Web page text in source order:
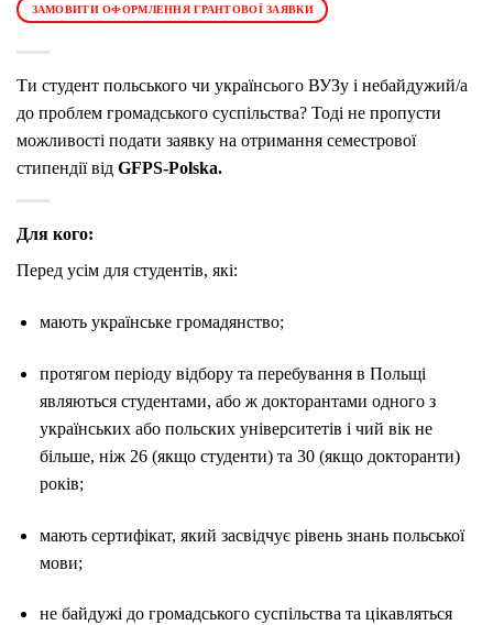
ЗАМОВИТИ ОФОРМЛЕННЯ ГРАНТОВОЇ ЗАЯВКИ
Ти студент польського чи українсього ВУЗу і небайдужий/а
до проблем громадського суспільства? Тоді не пропусти
можливості подати заявку на отримання семестрової
стипендії від GFPS-Polska.
Для кого:
Перед усім для студентів, які:
мають українське громадянство;
протягом періоду відбору та перебування в Польщі
являються студентами, або ж докторантами одного з
українських або польских університетів і чий вік не
більше, ніж 26 (якщо студенти) та 30 (якщо докторанти)
років;
мають сертифікат, який засвідчує рівень знань польської
мови;
не байдужі до громадського суспільства та цікавляться